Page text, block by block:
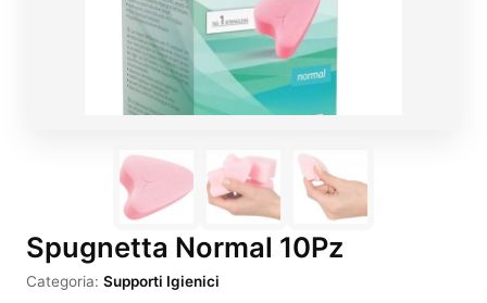
Spugnetta Normal 10Pz
Categoria: Supporti Igienici